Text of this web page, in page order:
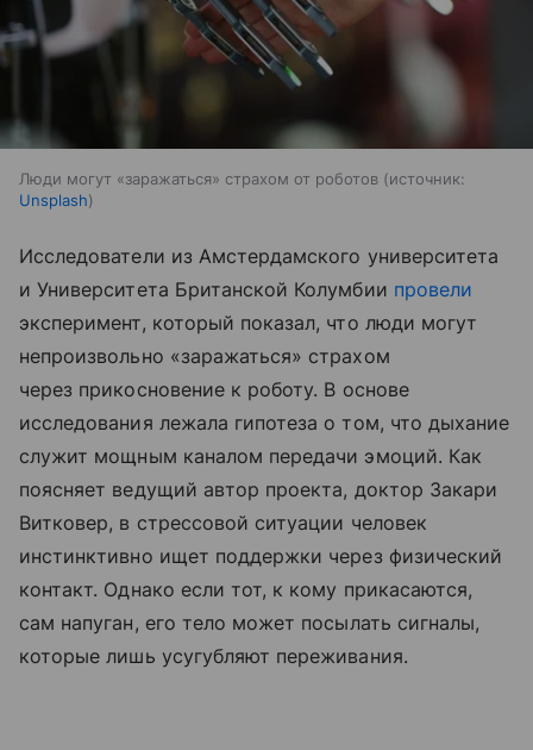
Люди могут «заражаться» страхом от роботов
источник:
Unsplash
Исследователи из Амстердамского университета
и Университета Британской Колумбии провели
эксперимент, который показал, что люди могут
непроизвольно «заражаться» страхом
через прикосновение к роботу. В основе
исследования лежала гипотеза о том, что дыхание
служит мощным каналом передачи эмоций. Как
поясняет ведущий автор проекта, доктор Закари
Витковер, в стрессовой ситуации человек
инстинктивно ищет поддержки через физический
контакт. Однако если тот, к кому прикасаются,
сам напуган, его тело может посылать сигналы,
которые лишь усугубляют переживания.